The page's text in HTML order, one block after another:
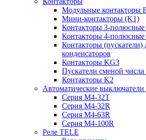
Модульные контакторы
Мини-контакторы (K1)
Контакторы 3-
Контакторы 4-
Контакторы (пускатели)
конденсаторов
Контакторы KG3
Пускатели сменой
Контакторы K2
Автоматические выключатели
Серия M4-32T
Серия M4-32R
Серия M4-63R
Серия M4-100R
Реле TELE